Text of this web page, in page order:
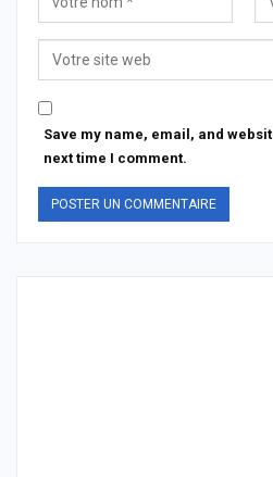
Save my name, email, and
next time I comment.